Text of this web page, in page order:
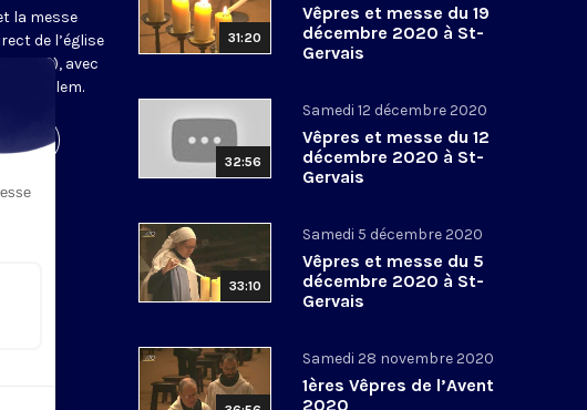
la messe
de l’église
IVe), avec
Jérusalem.
31:20
Vêpres et messe du 19
décembre 2020 à St-
Gervais
32:56
Samedi 12 décembre 2020
Vêpres et messe du 12
décembre 2020 à St-
Gervais
33:10
Samedi 5 décembre 2020
Vêpres et messe du 5
décembre 2020 à St-
Gervais
Samedi 28 novembre 2020
1ères Vêpres de l’Avent
2020